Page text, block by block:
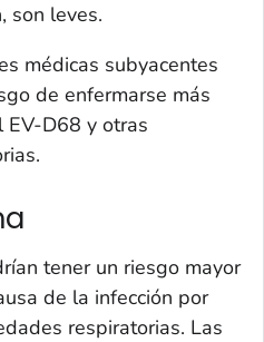
son leves.
médicas subyacentes
de enfermarse más
EV-D68 y otras
tener un riesgo mayor
de la infección por
respiratorias. Las